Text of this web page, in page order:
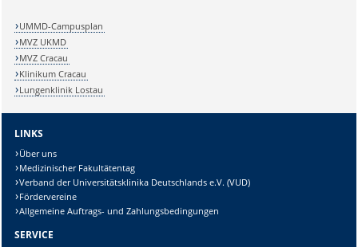
UMMD-Campusplan
MVZ UKMD
MVZ Cracau
Klinikum Cracau
Lungenklinik Lostau
LINKS
Über uns
Medizinischer Fakultätentag
Verband der Universitätsklinika Deutschlands e.V. (VUD)
Fördervereine
Allgemeine Auftrags- und Zahlungsbedingungen
SERVICE